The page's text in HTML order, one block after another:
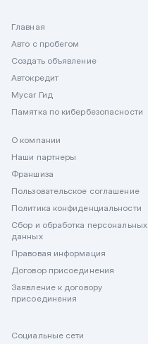
Главная
Авто с пробегом
Создать объявление
Автокредит
Mycar Гид
Памятка по кибербезопасности
О компании
Наши партнеры
Франшиза
Пользовательское соглашение
Политика конфиденциальности
Сбор и обработка персональных
данных
Правовая информация
Договор присоединения
Заявление к договору
присоединения
Социальные сети